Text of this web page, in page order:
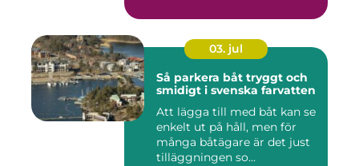
03. jul
Så parkera båt tryggt och
smidigt i svenska farvatten
Att lägga till med båt kan se
enkelt ut på håll, men för
många båtägare är det just
tilläggningen so...